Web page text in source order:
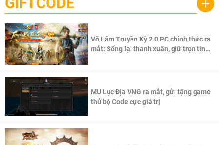
Pocketpair, Inc.
Võ Lâm Truyền Kỳ 2.0 PC chính thức ra
mắt: Sống lại thanh xuân, giữ trọn tinh
MU Lục Địa VNG ra mắt, gửi tặng game
thủ bộ Code cực giá trị